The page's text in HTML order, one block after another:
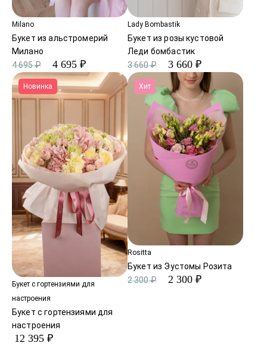
Milano
Букет из альстромерий
Милано
4 695 ₽
4 695 ₽
Lady Bombastik
Букет из розы кустовой
Леди бомбастик
3 660 ₽
3 660 ₽
Новинка
Букет с гортензиями для
настроения
Букет с гортензиями для
настроения
12 395 ₽
Хит
Rositta
Букет из Эустомы Розита
2 300 ₽
2 300 ₽